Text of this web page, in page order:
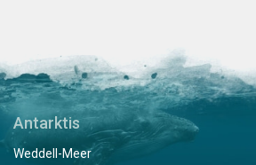
Antarktis
Weddell-Meer